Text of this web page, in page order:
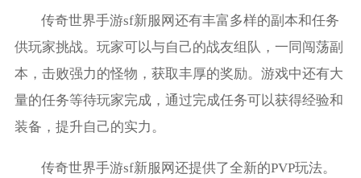
传奇世界手游sf新服网还有丰富多样的副本和任务
供玩家挑战。玩家可以与自己的战友组队，一同闯荡副
本，击败强力的怪物，获取丰厚的奖励。游戏中还有大
量的任务等待玩家完成，通过完成任务可以获得经验和
装备，提升自己的实力。
传奇世界手游sf新服网还提供了全新的PVP玩法。